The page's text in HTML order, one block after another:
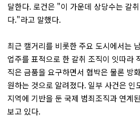
달한다. 로건은 "이 가운데 상당수는 갈
다."라고 말했다.
최근 캘거리를 비롯한 주요 도시에서는
업주를 표적으로 한 갈취 조직이 잇따라
직은 금품을 요구하면서 협박은 물론 방
원하는 것으로 알려졌다. 일부 사건은 인
지역에 기반을 둔 국제 범죄조직과 연계
보고 있다.